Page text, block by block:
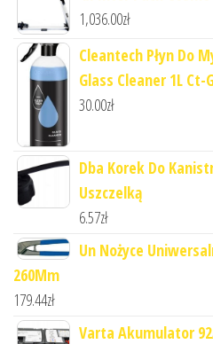
1,036.00zł
Cleantech Płyn Do
Glass Cleaner 1L Ct-
30.00zł
Dba Korek Do
Uszczelką
6.57zł
Un Nożyce
260Mm
179.44zł
Varta Akumulator